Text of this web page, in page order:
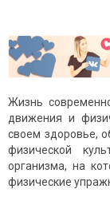
Жизнь
движения и
своем здоровье,
физической
организма, на
физические